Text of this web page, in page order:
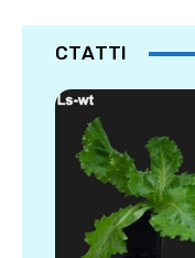
СТАТТІ